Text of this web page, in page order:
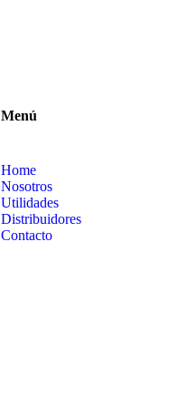
Menú
Home
Nosotros
Utilidades
Distribuidores
Contacto